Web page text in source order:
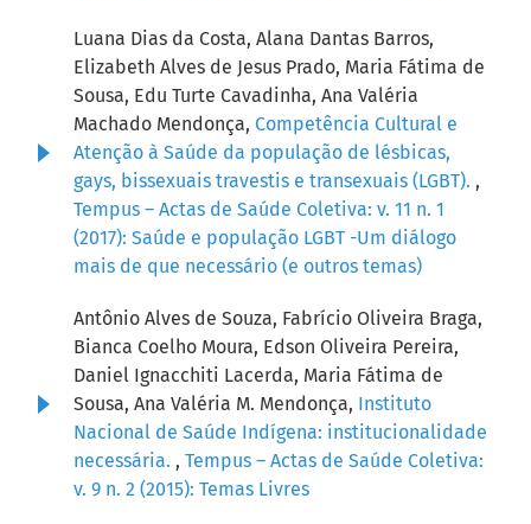
Luana Dias da Costa, Alana Dantas Barros,
Elizabeth Alves de Jesus Prado, Maria Fátima de
Sousa, Edu Turte Cavadinha, Ana Valéria
Machado Mendonça, Competência Cultural e
Atenção à Saúde da população de lésbicas,
gays, bissexuais travestis e transexuais (LGBT). ,
Tempus – Actas de Saúde Coletiva: v. 11 n. 1
(2017): Saúde e população LGBT -Um diálogo
mais de que necessário (e outros temas)
Antônio Alves de Souza, Fabrício Oliveira Braga,
Bianca Coelho Moura, Edson Oliveira Pereira,
Daniel Ignacchiti Lacerda, Maria Fátima de
Sousa, Ana Valéria M. Mendonça, Instituto
Nacional de Saúde Indígena: institucionalidade
necessária. , Tempus – Actas de Saúde Coletiva:
v. 9 n. 2 (2015): Temas Livres